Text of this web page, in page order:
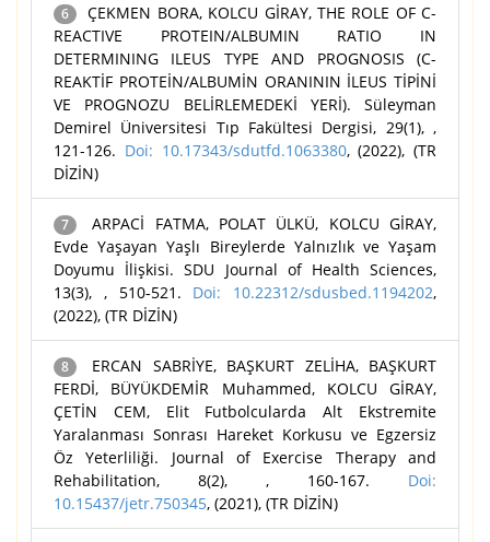
6
ÇEKMEN BORA, KOLCU GİRAY, THE ROLE OF C-
REACTIVE PROTEIN/ALBUMIN RATIO IN
DETERMINING ILEUS TYPE AND PROGNOSIS (C-
REAKTİF PROTEİN/ALBUMİN ORANININ İLEUS TİPİNİ
VE PROGNOZU BELİRLEMEDEKİ YERİ). Süleyman
Demirel Üniversitesi Tıp Fakültesi Dergisi, 29(1), ,
121-126. Doi: 10.17343/sdutfd.1063380, (2022), (TR
DİZİN)
7
ARPACİ FATMA, POLAT ÜLKÜ, KOLCU GİRAY,
Evde Yaşayan Yaşlı Bireylerde Yalnızlık ve Yaşam
Doyumu İlişkisi. SDU Journal of Health Sciences,
13(3), , 510-521. Doi: 10.22312/sdusbed.1194202,
(2022), (TR DİZİN)
8
ERCAN SABRİYE, BAŞKURT ZELİHA, BAŞKURT
FERDİ, BÜYÜKDEMİR Muhammed, KOLCU GİRAY,
ÇETİN CEM, Elit Futbolcularda Alt Ekstremite
Yaralanması Sonrası Hareket Korkusu ve Egzersiz
Öz Yeterliliği. Journal of Exercise Therapy and
Rehabilitation, 8(2), , 160-167. Doi:
10.15437/jetr.750345, (2021), (TR DİZİN)